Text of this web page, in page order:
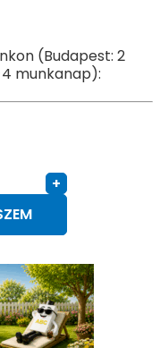
(Budapest: 2
munkanap):
+